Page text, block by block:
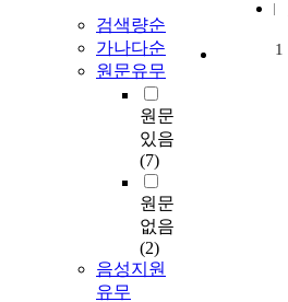
검색량순
가나다순
원문유무
원문
있음
(7)
원문
없음
(2)
음성지원
유무
1